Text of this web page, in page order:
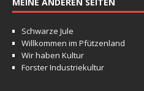
MEINE ANDEREN SEITEN
Schwarze Jule
Willkommen im Pfützenland
Wir haben Kultur
Forster Industriekultur